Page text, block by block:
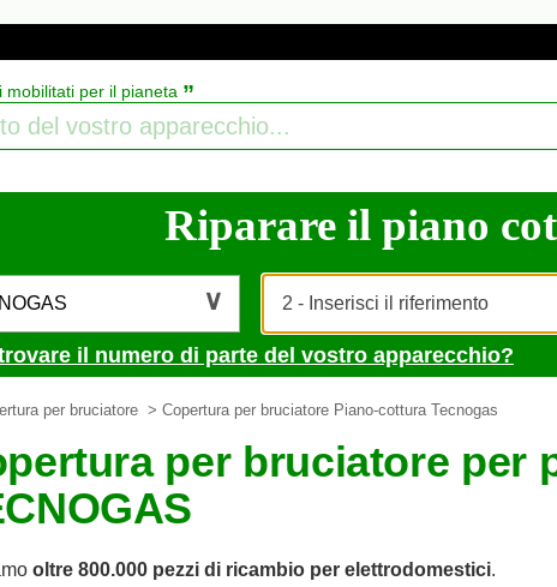
mobilitati per il pianeta ”
Riparare il piano
il numero di parte del vostro apparecchio?
per bruciatore > Copertura per bruciatore Piano-cottura Tecnogas
per bruciatore per
oltre 800.000 pezzi di ricambio per elettrodomestici.